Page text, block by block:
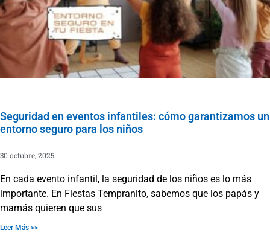
Seguridad en eventos infantiles: cómo garantizamos un
entorno seguro para los niños
30 octubre, 2025
En cada evento infantil, la seguridad de los niños es lo más
importante. En Fiestas Tempranito, sabemos que los papás y
mamás quieren que sus
Leer Más >>